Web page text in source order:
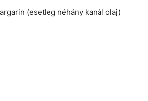
(esetleg néhány kanál olaj)